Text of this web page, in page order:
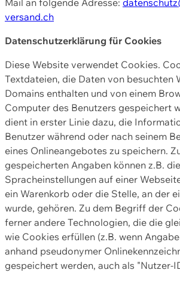
versand.ch
Datenschutzerklärung für Cookies
Diese Website verwendet Cookies.
Textdateien, die Daten von besuchten
Domains enthalten und von einem
Computer des Benutzers gespeichert
dient in erster Linie dazu, die
Benutzer während oder nach seinem
eines Onlineangebotes zu speichern.
gespeicherten Angaben können z.B. die
Spracheinstellungen auf einer
ein Warenkorb oder die Stelle, an der
wurde, gehören. Zu dem Begriff der
ferner andere Technologien, die die
wie Cookies erfüllen (z.B. wenn
anhand pseudonymer
gespeichert werden, auch als "Nutzer-